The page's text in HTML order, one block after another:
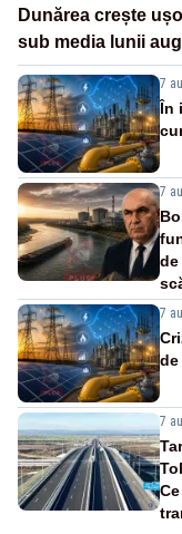
Dunărea crește
sub media lunii
7
În
7
de
7
de
7